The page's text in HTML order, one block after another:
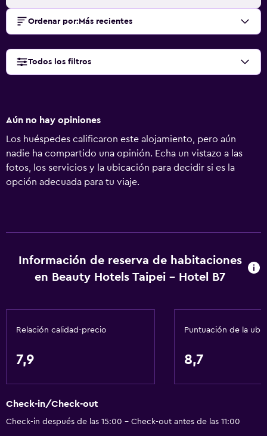
Ordenar por: Más recientes
Todos los filtros
Aún no hay opiniones
Los huéspedes calificaron este alojamiento, pero aún
nadie ha compartido una opinión. Echa un vistazo a las
fotos, los servicios y la ubicación para decidir si es la
opción adecuada para tu viaje.
Información de reserva de habitaciones
en Beauty Hotels Taipei - Hotel B7
Relación calidad-precio
7,9
Puntuación de la
8,7
Check-in/Check-out
Check-in después de las 15:00 - Check-out antes de las 11:00